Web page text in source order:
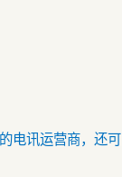
讯运营商，还